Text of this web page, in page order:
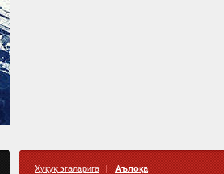
Ҳуқуқ эгаларига Аълоқа